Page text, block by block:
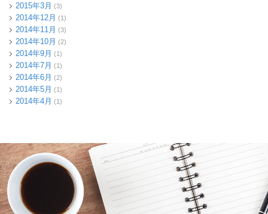
2015年3月 (3)
2014年12月 (1)
2014年11月 (3)
2014年10月 (2)
2014年9月 (1)
2014年7月 (1)
2014年6月 (2)
2014年5月 (1)
2014年4月 (1)